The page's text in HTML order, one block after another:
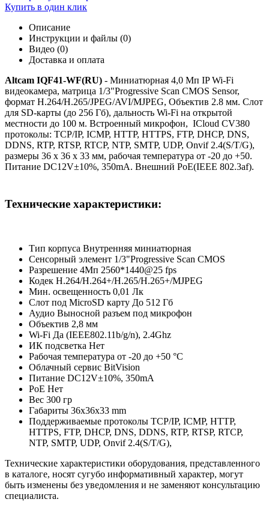
Купить в один клик
Описание
Инструкции и файлы (0)
Видео (0)
Доставка и оплата
Altcam IQF41-WF(RU) - Миниатюрная 4,0 Мп IP Wi-Fi
видеокамера, матрица 1/3"Progressive Scan CMOS Sensor,
формат H.264/H.265/JPEG/AVI/MJPEG, Объектив 2.8 мм. Слот
для SD-карты (до 256 Гб), дальность Wi-Fi на открытой
местности до 100 м. Встроенный микрофон, ICloud CV380
протоколы: TCP/IP, ICMP, HTTP, HTTPS, FTP, DHCP, DNS,
DDNS, RTP, RTSP, RTCP, NTP, SMTP, UDP, Onvif 2.4(S/T/G),
размеры 36 x 36 x 33 мм, рабочая температура от -20 до +50.
Питание DC12V±10%, 350mA. Внешний PoE(IEEE 802.3af).
Технические характеристики:
Тип корпуса Внутренняя миниатюрная
Сенсорный элемент 1/3"Progressive Scan CMOS
Разрешение 4Мп 2560*1440@25 fps
Кодек H.264/H.264+/H.265/H.265+/MJPEG
Мин. освещенность 0,01 Лк
Слот под MicroSD карту До 512 Гб
Аудио Выносной разъем под микрофон
Объектив 2,8 мм
Wi-Fi Да (IEEE802.11b/g/n), 2.4Ghz
ИК подсветка Нет
Рабочая температура от -20 до +50 °С
Облачный сервис BitVision
Питание DC12V±10%, 350mA
РоЕ Нет
Вес 300 гр
Габариты 36х36х33 mm
Поддерживаемые протоколы TCP/IP, ICMP, HTTP,
HTTPS, FTP, DHCP, DNS, DDNS, RTP, RTSP, RTCP,
NTP, SMTP, UDP, Onvif 2.4(S/T/G),
Технические характеристики оборудования, представленного
в каталоге, носят сугубо информативный характер, могут
быть изменены без уведомления и не заменяют консультацию
специалиста.